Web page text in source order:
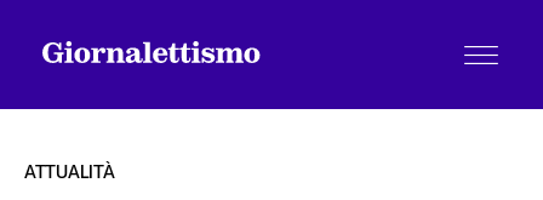
ATTUALITÀ